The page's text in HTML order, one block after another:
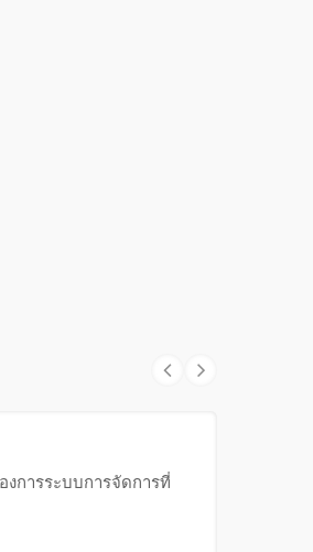
งการระบบการจัดการที่